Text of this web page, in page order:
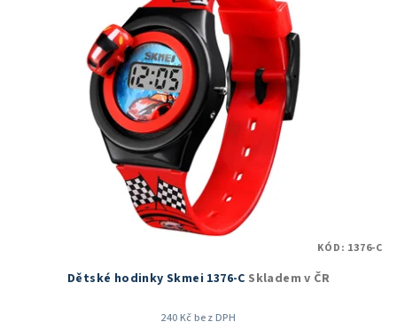
Dětské hodinky Skmei 1376-C Skladem v ČR
240 Kč bez DPH
KÓD: 1376-C